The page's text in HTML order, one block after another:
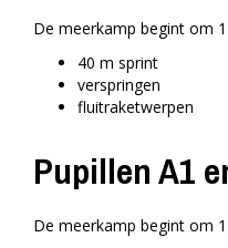
De meerkamp begint om
40 m sprint
verspringen
fluitraketwerpen
Pupillen A1
De meerkamp begint om